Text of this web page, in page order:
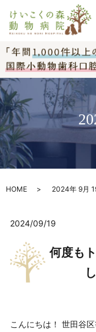
HOME 2024年 9月
2024/09/19
何度も
こんにちは！ 世田谷